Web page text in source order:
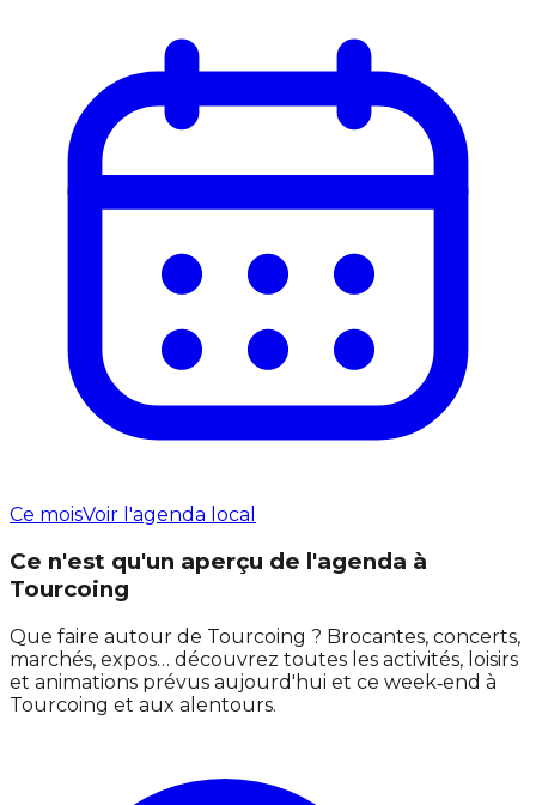
Ce moisVoir l'agenda local
Ce n'est qu'un aperçu de l'agenda à
Tourcoing
Que faire autour de Tourcoing ? Brocantes, concerts,
marchés, expos… découvrez toutes les activités, loisirs
et animations prévus aujourd'hui et ce week‑end à
Tourcoing et aux alentours.